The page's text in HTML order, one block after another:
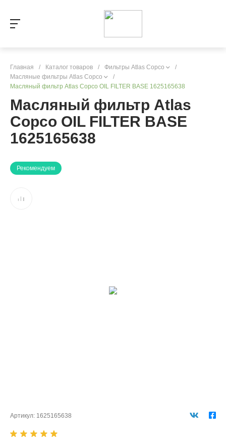
Главная / Каталог товаров / Фильтры Atlas Copco
/
Масляные фильтры Atlas Copco
/
Масляный фильтр Atlas Copco OIL FILTER BASE 1625165638
Масляный фильтр Atlas
Copco OIL FILTER BASE
1625165638
Рекомендуем
Артикул: 1625165638